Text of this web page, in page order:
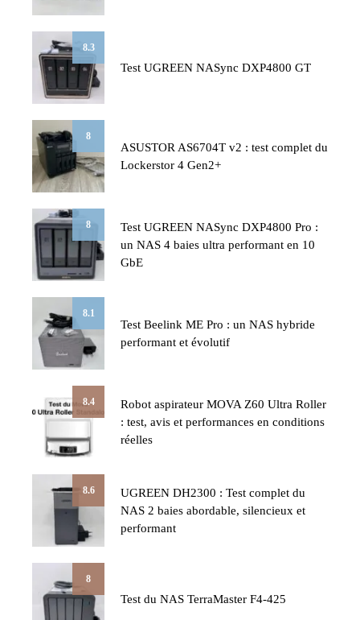
8.3
Test UGREEN NASync DXP4800 GT
8
ASUSTOR AS6704T v2 : test complet du
Lockerstor 4 Gen2+
8
Test UGREEN NASync DXP4800 Pro :
un NAS 4 baies ultra performant en 10
GbE
8.1
Test Beelink ME Pro : un NAS hybride
performant et évolutif
8.4
Robot aspirateur MOVA Z60 Ultra Roller
: test, avis et performances en conditions
réelles
8.6
UGREEN DH2300 : Test complet du
NAS 2 baies abordable, silencieux et
performant
8
Test du NAS TerraMaster F4-425